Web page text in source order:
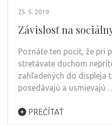
25. 5. 2019
Závislosť na
Poznáte ten pocit, že pri
stretávate duchom
zahľadených do displeja
posedávajú a usmievajú …
PREČÍTAŤ